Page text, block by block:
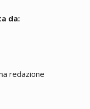
da:
redazione